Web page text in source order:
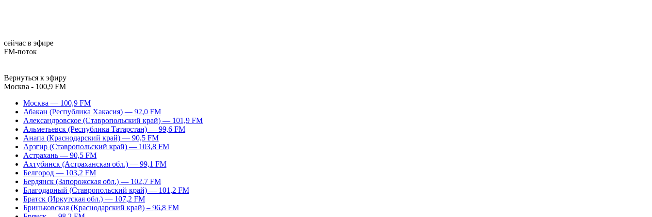
сейчас в эфире
FM-поток
Вернуться к эфиру
Москва - 100,9 FM
Москва — 100,9 FM
Абакан (Республика Хакасия) — 92,0 FM
Александровское (Ставропольский край) — 101,9 FM
Альметьевск (Республика Татарстан) — 99,6 FM
Анапа (Краснодарский край) — 90,5 FM
Арзгир (Ставропольский край) — 103,8 FM
Астрахань — 90,5 FM
Ахтубинск (Астраханская обл.) — 99,1 FM
Белгород — 103,2 FM
Бердянск (Запорожская обл.) — 102,7 FM
Благодарный (Ставропольский край) — 101,2 FM
Братск (Иркутская обл.) — 107,2 FM
Бриньковская (Краснодарский край) – 96,8 FM